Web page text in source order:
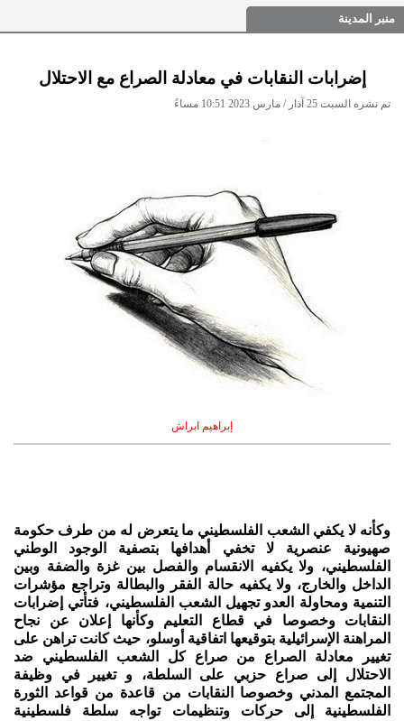
منبر المدينة
إضرابات النقابات في معادلة الصراع مع الاحتلال
تم نشره السبت 25 آذار / مارس 2023 10:51 مساءً
إبراهيم ابراش
وكأنه لا يكفي الشعب الفلسطيني ما يتعرض له من طرف حكومة
صهيونية عنصرية لا تخفي أهدافها بتصفية الوجود الوطني
الفلسطيني، ولا يكفيه الانقسام والفصل بين غزة والضفة وبين
الداخل والخارج، ولا يكفيه حالة الفقر والبطالة وتراجع مؤشرات
التنمية ومحاولة العدو تجهيل الشعب الفلسطيني، فتأتي إضرابات
النقابات وخصوصا في قطاع التعليم وكأنها إعلان عن نجاح
المراهنة الإسرائيلية بتوقيعها اتفاقية أوسلو، حيث كانت تراهن على
تغيير معادلة الصراع من صراع كل الشعب الفلسطيني ضد
الاحتلال إلى صراع حزبي على السلطة، و تغيير في وظيفة
المجتمع المدني وخصوصا النقابات من قاعدة من قواعد الثورة
الفلسطينية إلى حركات وتنظيمات تواجه سلطة فلسطينية